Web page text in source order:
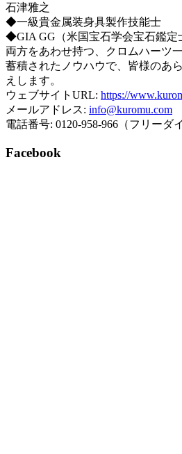
石津雅之
◆一級貴金属装身具製作技能士
◆GIA GG（米国宝石学会宝石鑑定
両方をあわせ持つ、クロムハーツ
蓄積されたノウハウで、皆様のあ
えします。
ウェブサイトURL: https://
メールアドレス: info@kuromu.com
電話番号: 0120-958-966（フリーダ
Facebook